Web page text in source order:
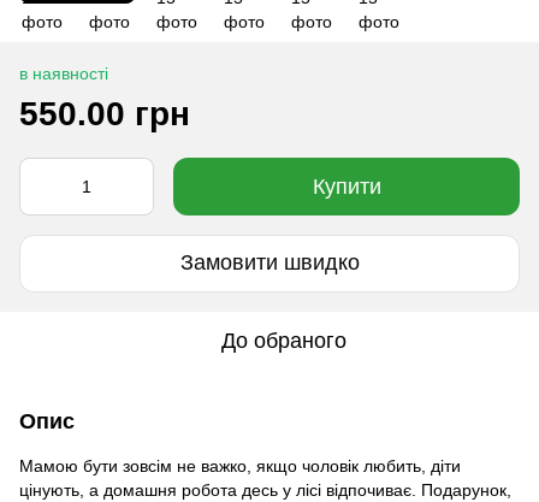
в наявності
550.00 грн
Купити
Замовити швидко
До обраного
Опис
Мамою бути зовсім не важко, якщо чоловік любить, діти
цінують, а домашня робота десь у лісі відпочиває. Подарунок,